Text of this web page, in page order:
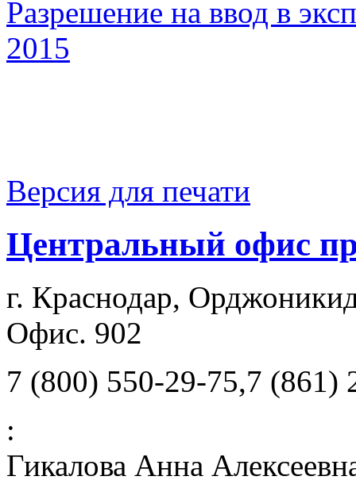
Разрешение на ввод в
2015
Версия для печати
Центральный офис
г. Краснодар,
Офис. 902
7 (800) 550-29-75,7 (861)
:
Гикалова Анна